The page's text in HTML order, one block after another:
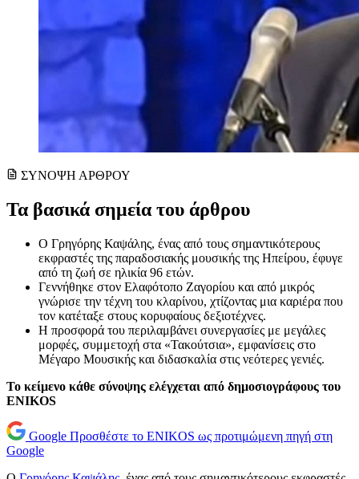
ΣΥΝΟΨΗ ΑΡΘΡΟΥ
Τα βασικά σημεία του άρθρου
Ο Γρηγόρης Καψάλης, ένας από τους σημαντικότερους
εκφραστές της παραδοσιακής μουσικής της Ηπείρου, έφυγε
από τη ζωή σε ηλικία 96 ετών.
Γεννήθηκε στον Ελαφότοπο Ζαγορίου και από μικρός
γνώρισε την τέχνη του κλαρίνου, χτίζοντας μια καριέρα που
τον κατέταξε στους κορυφαίους δεξιοτέχνες.
Η προσφορά του περιλαμβάνει συνεργασίες με μεγάλες
μορφές, συμμετοχή στα «Τακούτσια», εμφανίσεις στο
Μέγαρο Μουσικής και διδασκαλία στις νεότερες γενιές.
Το κείμενο κάθε σύνοψης ελέγχεται από δημοσιογράφους του
ENIKOS
Google Προσθέστε το ENIKOS ως προτιμώμενη πηγή στη
Google